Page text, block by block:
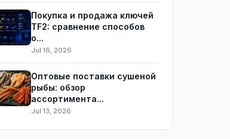
Покупка и продажа ключей
TF2: сравнение способов
о...
Jul 16, 2026
Оптовые поставки сушеной
рыбы: обзор
ассортимента...
Jul 13, 2026